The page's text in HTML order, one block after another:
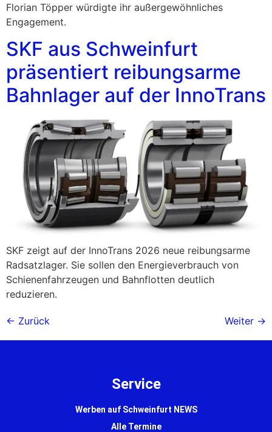
Florian Töpper würdigte ihr außergewöhnliches
Engagement.
SKF aus Schweinfurt
präsentiert reibungsarme
Bahnlager auf der InnoTrans
SKF zeigt auf der InnoTrans 2026 neue reibungsarme
Radsatzlager. Sie sollen den Energieverbrauch von
Schienenfahrzeugen und Bahnflotten deutlich
reduzieren.
← Zurück Weiter →
Service
Werben auf Schweinfurt NEWS
Alle Termine